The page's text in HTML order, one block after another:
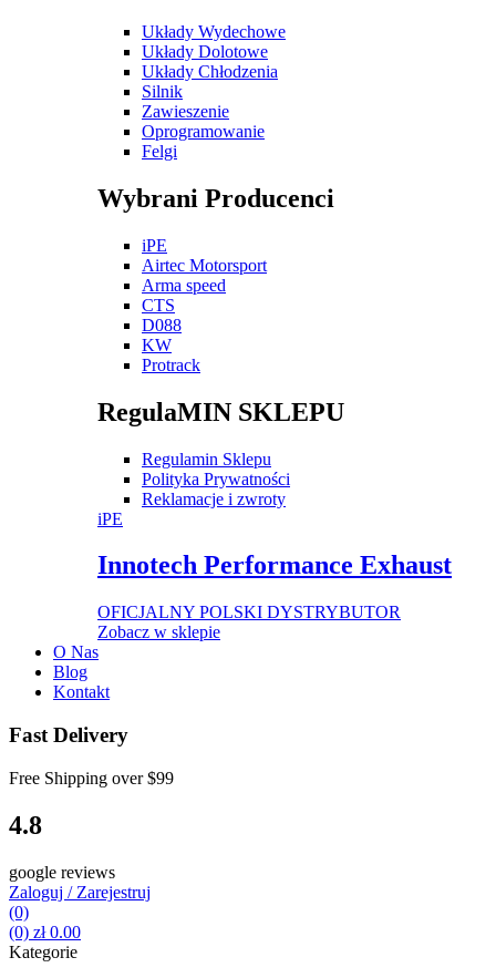
Układy Wydechowe
Układy Dolotowe
Układy Chłodzenia
Silnik
Zawieszenie
Oprogramowanie
Felgi
Wybrani Producenci
iPE
Airtec Motorsport
Arma speed
CTS
D088
KW
Protrack
RegulaMIN SKLEPU
Regulamin Sklepu
Polityka Prywatności
Reklamacje i zwroty
iPE
Innotech Performance Exhaust
OFICJALNY POLSKI DYSTRYBUTOR
Zobacz w sklepie
O Nas
Blog
Kontakt
Fast Delivery
Free Shipping over$99
4.8
google reviews
Zaloguj / Zarejestruj
(0)
(0) zł0.00
Kategorie